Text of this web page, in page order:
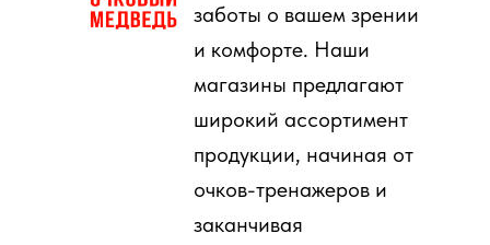
заботы о вашем зрении
и комфорте. Наши
магазины предлагают
широкий ассортимент
продукции, начиная от
очков-тренажеров и
заканчивая